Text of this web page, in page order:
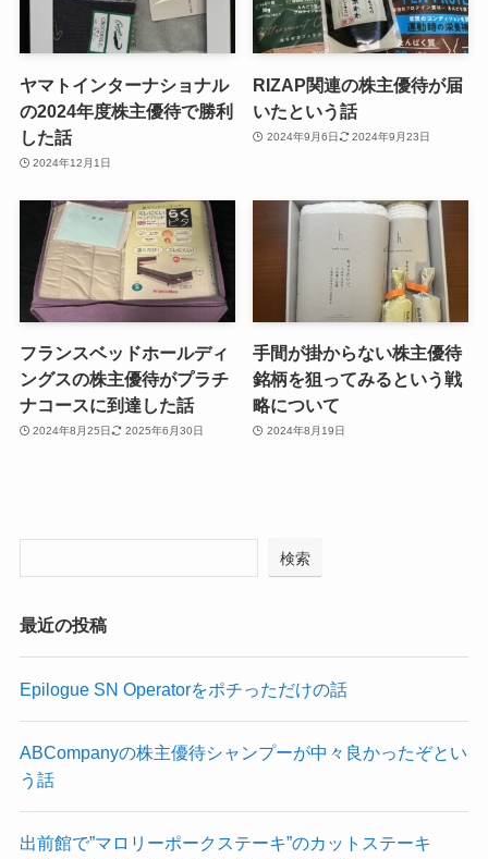
ヤマトインターナショナル
の2024年度株主優待で勝利
した話
2024年12月1日
RIZAP関連の株主優待が届
いたという話
2024年9月6日 2024年9月23日
フランスベッドホールディ
ングスの株主優待がプラチ
ナコースに到達した話
2024年8月25日 2025年6月30日
手間が掛からない株主優待
銘柄を狙ってみるという戦
略について
2024年8月19日
検索
最近の投稿
Epilogue SN Operatorをポチっただけの話
ABCompanyの株主優待シャンプーが中々良かったぞとい
う話
出前館で”マロリーポークステーキ”のカットステーキ